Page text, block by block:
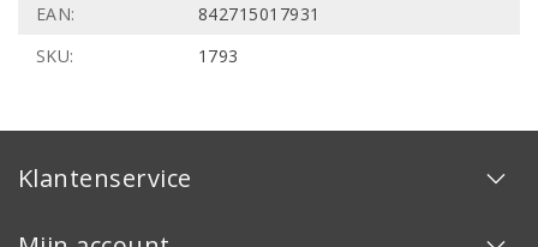
EAN:
842715017931
SKU:
1793
Klantenservice